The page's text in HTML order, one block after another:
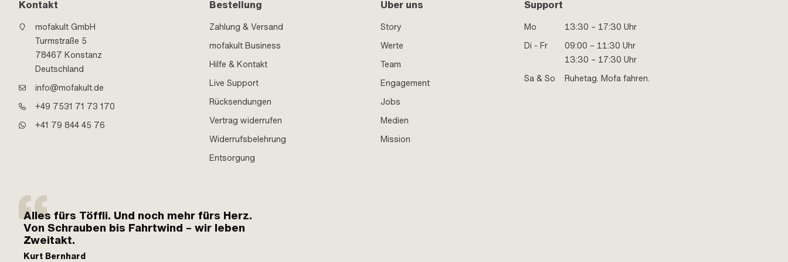
Kontakt
mofakult GmbH
Turmstraße 5
78467 Konstanz
Deutschland
info@mofakult.de
+49 7531 71 73 170
+41 79 844 45 76
Bestellung
Zahlung & Versand
mofakult Business
Hilfe & Kontakt
Live Support
Rücksendungen
Vertrag widerrufen
Widerrufsbelehrung
Entsorgung
Über uns
Story
Werte
Team
Engagement
Jobs
Medien
Mission
Support
Mo
13:30 – 17:30 Uhr
Di - Fr
09:00 – 11:30 Uhr
13:30 – 17:30 Uhr
Sa & So
Ruhetag. Mofa fahren.
Alles fürs Töffli. Und noch mehr fürs Herz.
Von Schrauben bis Fahrtwind – wir leben
Zweitakt.
Kurt Bernhard